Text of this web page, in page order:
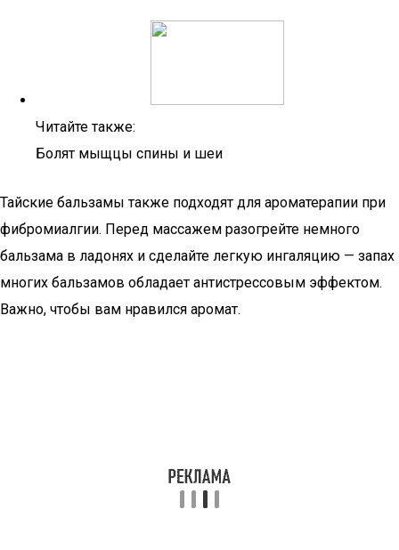
Читайте также:
Болят мыщцы спины и шеи
Тайские бальзамы также подходят для ароматерапии при
фибромиалгии. Перед массажем разогрейте немного
бальзама в ладонях и сделайте легкую ингаляцию — запах
многих бальзамов обладает антистрессовым эффектом.
Важно, чтобы вам нравился аромат.